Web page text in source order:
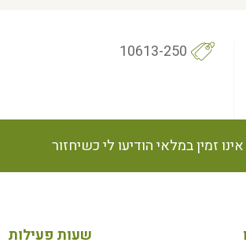
10613-250
זמין במלאי הודיעו לי כשיחזור
שעות פעילות